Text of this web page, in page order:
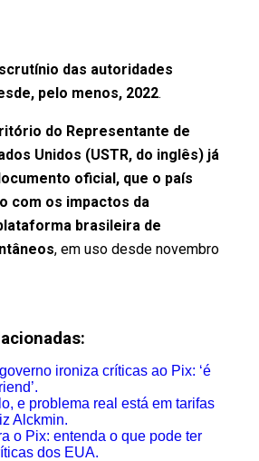
das autoridades
pelo menos, 2022.
do Representante de
Unidos (USTR, do inglês) já
oficial, que o país
com os impactos da
brasileira de
, em uso desde novembro
ironiza críticas ao Pix: ‘é
e problema real está em tarifas
Alckmin.
o Pix: entenda o que pode ter
dos EUA.